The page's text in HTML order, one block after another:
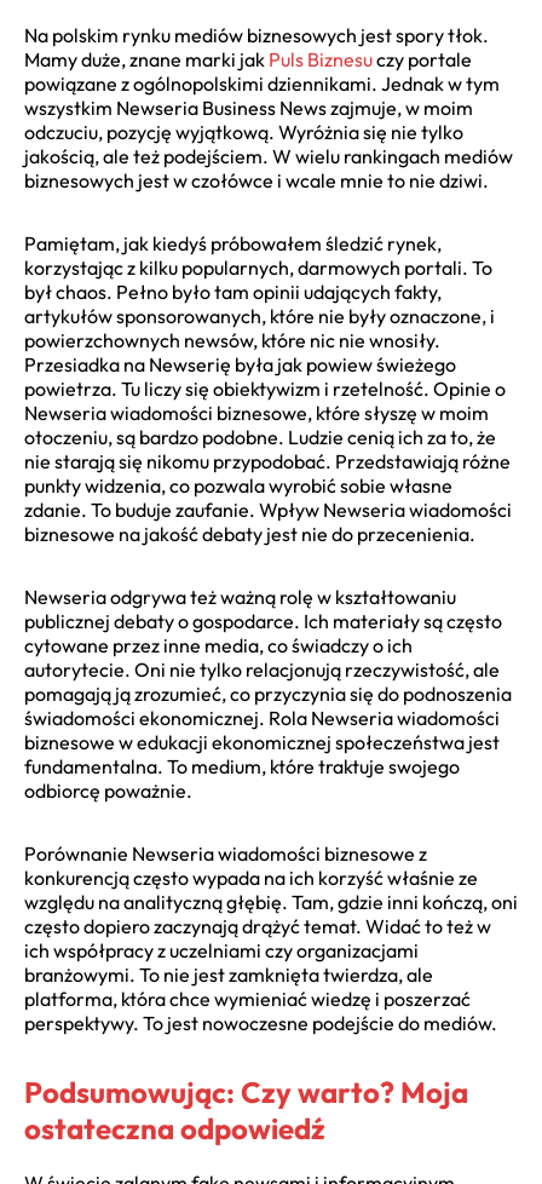
Na polskim rynku mediów biznesowych jest spory tłok.
Mamy duże, znane marki jak Puls Biznesuczy portale
powiązane z ogólnopolskimi dziennikami. Jednak w tym
wszystkim Newseria Business News zajmuje, w moim
odczuciu, pozycję wyjątkową. Wyróżnia się nie tylko
jakością, ale też podejściem. W wielu rankingach mediów
biznesowych jest w czołówce i wcale mnie to nie dziwi.
Pamiętam, jak kiedyś próbowałem śledzić rynek,
korzystając z kilku popularnych, darmowych portali. To
był chaos. Pełno było tam opinii udających fakty,
artykułów sponsorowanych, które nie były oznaczone, i
powierzchownych newsów, które nic nie wnosiły.
Przesiadka na Newserię była jak powiew świeżego
powietrza. Tu liczy się obiektywizm i rzetelność. Opinie o
Newseria wiadomości biznesowe, które słyszę w moim
otoczeniu, są bardzo podobne. Ludzie cenią ich za to, że
nie starają się nikomu przypodobać. Przedstawiają różne
punkty widzenia, co pozwala wyrobić sobie własne
zdanie. To buduje zaufanie. Wpływ Newseria wiadomości
biznesowe na jakość debaty jest nie do przecenienia.
Newseria odgrywa też ważną rolę w kształtowaniu
publicznej debaty o gospodarce. Ich materiały są często
cytowane przez inne media, co świadczy o ich
autorytecie. Oni nie tylko relacjonują rzeczywistość, ale
pomagają ją zrozumieć, co przyczynia się do podnoszenia
świadomości ekonomicznej. Rola Newseria wiadomości
biznesowe w edukacji ekonomicznej społeczeństwa jest
fundamentalna. To medium, które traktuje swojego
odbiorcę poważnie.
Porównanie Newseria wiadomości biznesowe z
konkurencją często wypada na ich korzyść właśnie ze
względu na analityczną głębię. Tam, gdzie inni kończą, oni
często dopiero zaczynają drążyć temat. Widać to też w
ich współpracy z uczelniami czy organizacjami
branżowymi. To nie jest zamknięta twierdza, ale
platforma, która chce wymieniać wiedzę i poszerzać
perspektywy. To jest nowoczesne podejście do mediów.
Podsumowując: Czy warto? Moja
ostateczna odpowiedź